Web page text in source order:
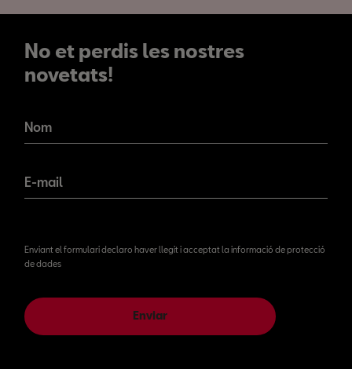
No et perdis les nostres
novetats!
novetats!
Nom
E-mail
Enviant el formulari declaro haver llegit i acceptat la informació de protecció
de dades
Enviar